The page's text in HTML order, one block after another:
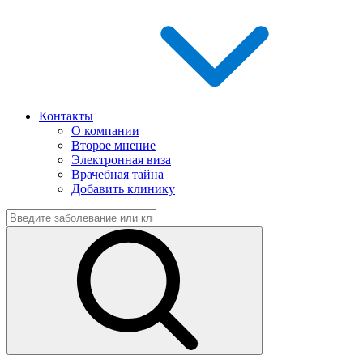
Контакты
О компании
Второе мнение
Электронная виза
Врачебная тайна
Добавить клинику